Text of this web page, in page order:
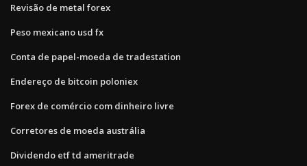
Revisão de metal forex
Peso mexicano usd fx
Conta de papel-moeda de tradestation
Endereço de bitcoin poloniex
Forex de comércio com dinheiro livre
Corretores de moeda austrália
Dividendo etf td ameritrade